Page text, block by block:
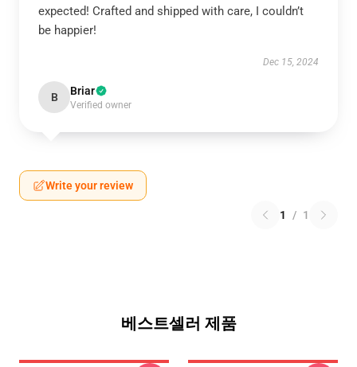
expected! Crafted and shipped with care, I couldn’t
be happier!
Dec 15, 2024
B Briar
Verified owner
Write your review
1 / 1
베스트셀러 제품